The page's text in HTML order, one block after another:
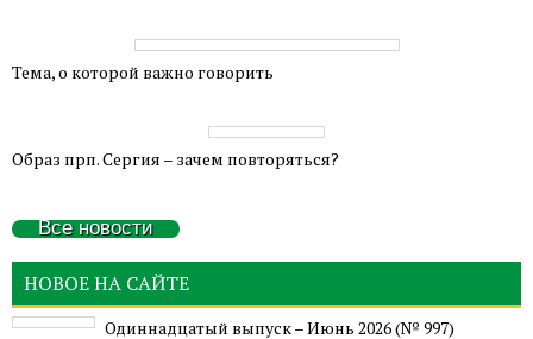
Тема, о которой важно говорить
Образ прп. Сергия – зачем повторяться?
Все новости
НОВОЕ НА САЙТЕ
Одиннадцатый выпуск – Июнь 2026 (№ 997)